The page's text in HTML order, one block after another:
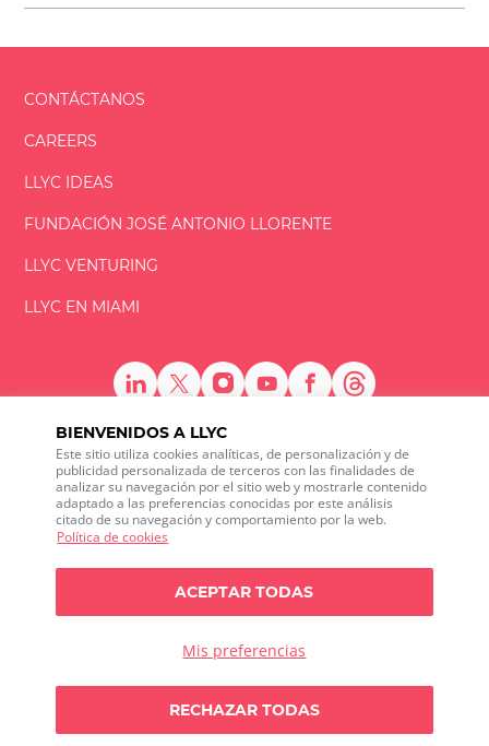
BIENVENIDOS A LLYC
Este sitio utiliza cookies analíticas, de personalización y de
publicidad personalizada de terceros con las finalidades de
analizar su navegación por el sitio web y mostrarle contenido
adaptado a las preferencias conocidas por este análisis
citado de su navegación y comportamiento por la web.
Política de cookies
Mis preferencias
RECHAZAR TODAS
ACEPTAR TODAS
CONTÁCTANOS
CAREERS
LLYC IDEAS
FUNDACIÓNJOSÉ ANTONIO LLORENTE
LLYC VENTURING
LLYC EN MIAMI
LLYC © 2026 Todos los derechos reservados
ES EN PT BR
600 Brickell Avenue, Suite 2125 Miami, Florida 33131
Política de cookies
Política de privacidad sobre Social media listening
Política de seguridad de la información